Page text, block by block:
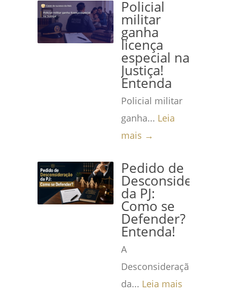
Policial
militar
ganha
licença
especial na
Justiça!
Entenda
Policial militar
ganha... Leia
mais →
Pedido de
Desconsideração
da PJ:
Como se
Defender?
Entenda!
A
Desconsideração
da... Leia mais